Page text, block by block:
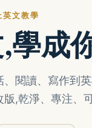
文教學
成
、閱讀、寫作到
,乾淨、專注、可